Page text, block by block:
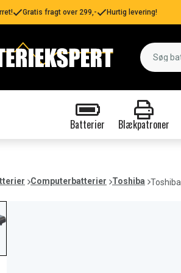
Gratis fragt over 299,- Hurtig levering!
Batterier Blækpatroner
Computerbatterier Toshiba